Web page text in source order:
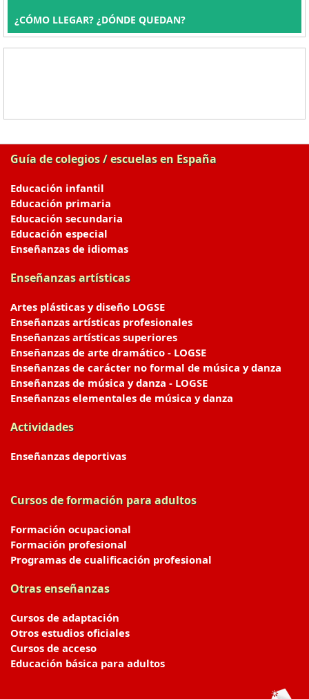
¿CÓMO LLEGAR? ¿DÓNDE QUEDAN?
Guía de colegios / escuelas en España
Educación infantil
Educación primaria
Educación secundaria
Educación especial
Enseñanzas de idiomas
Enseñanzas artísticas
Artes plásticas y diseño LOGSE
Enseñanzas artísticas profesionales
Enseñanzas artísticas superiores
Enseñanzas de arte dramático - LOGSE
Enseñanzas de carácter no formal de música y danza
Enseñanzas de música y danza - LOGSE
Enseñanzas elementales de música y danza
Actividades
Enseñanzas deportivas
Cursos de formación para adultos
Formación ocupacional
Formación profesional
Programas de cualificación profesional
Otras enseñanzas
Cursos de adaptación
Otros estudios oficiales
Cursos de acceso
Educación básica para adultos